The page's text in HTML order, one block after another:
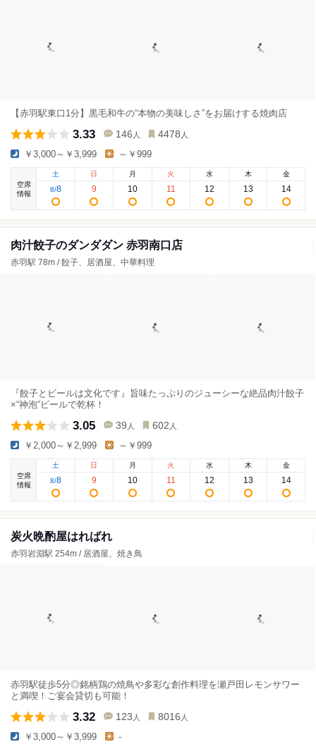
【赤羽駅東口1分】黒毛和牛の“本物の美味しさ”をお届けする焼肉店
3.33 146 人 4478 人
￥3,000～￥3,999 ～￥999
空席
情報
土
8/8
日
9
月
10
火
11
水
12
木
13
金
14
肉汁餃子のダンダダン 赤羽南口店
赤羽駅 78m / 餃子、居酒屋、中華料理
『餃子とビールは文化です』旨味たっぷりのジューシーな絶品肉汁餃子
×“神泡“ビールで乾杯！
3.05 39 人 602 人
￥2,000～￥2,999 ～￥999
空席
情報
土
8/8
日
9
月
10
火
11
水
12
木
13
金
14
炭火晩酌屋はればれ
赤羽岩淵駅 254m / 居酒屋、焼き鳥
赤羽駅徒歩5分◎銘柄鶏の焼鳥や多彩な創作料理を瀬戸田レモンサワー
と満喫！ご宴会貸切も可能！
3.32 123 人 8016 人
￥3,000～￥3,999 -